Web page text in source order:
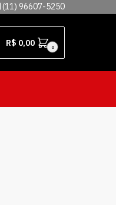
(11) 96607-5250
R$ 0,00 0